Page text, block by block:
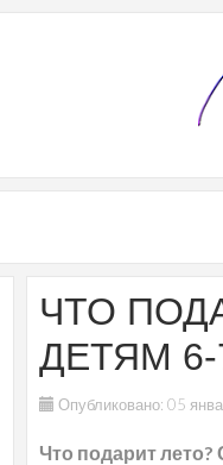
ЧТО
ДЕТЯМ 6-
Опубликовано: 05
Что подарит лето?